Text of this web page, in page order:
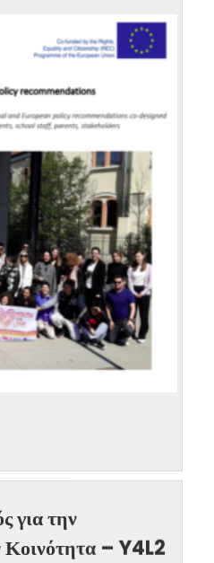
για την
– Y4L2